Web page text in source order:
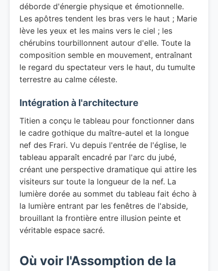
déborde d'énergie physique et émotionnelle.
Les apôtres tendent les bras vers le haut ; Marie
lève les yeux et les mains vers le ciel ; les
chérubins tourbillonnent autour d'elle. Toute la
composition semble en mouvement, entraînant
le regard du spectateur vers le haut, du tumulte
terrestre au calme céleste.
Intégration à l'architecture
Titien a conçu le tableau pour fonctionner dans
le cadre gothique du maître-autel et la longue
nef des Frari. Vu depuis l'entrée de l'église, le
tableau apparaît encadré par l'arc du jubé,
créant une perspective dramatique qui attire les
visiteurs sur toute la longueur de la nef. La
lumière dorée au sommet du tableau fait écho à
la lumière entrant par les fenêtres de l'abside,
brouillant la frontière entre illusion peinte et
véritable espace sacré.
Où voir l'Assomption de la